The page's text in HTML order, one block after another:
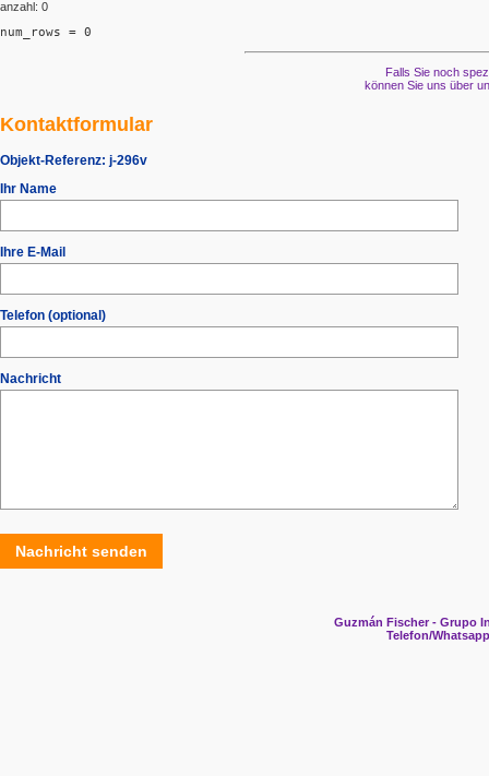
anzahl: 0
num_rows = 0
Falls Sie noch
können Sie uns über
Kontaktformular
Objekt-Referenz: j-296v
Ihr Name
Ihre E-Mail
Telefon (optional)
Nachricht
Nachricht senden
Guzmán Fischer - Grupo
Telefon/